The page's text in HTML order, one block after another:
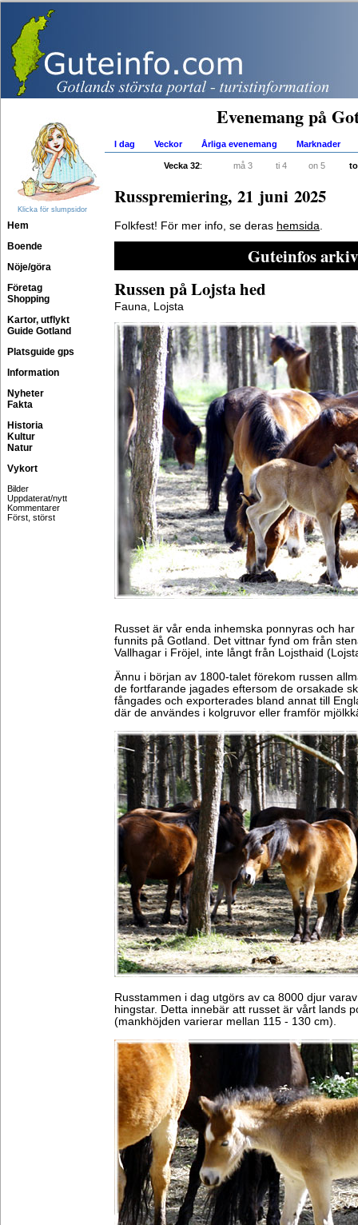
Klicka för slumpsidor
Hem
Boende
Nöje/göra
Företag
Shopping
Kartor, utflykt
Guide Gotland
Platsguide gps
Information
Nyheter
Fakta
Historia
Kultur
Natur
Vykort
Bilder
Uppdaterat/nytt
Kommentarer
Först, störst
Evenemang på
I dag Veckor Årliga evenemang Marknader
Vecka 32: må 3 ti 4 on 5
Russpremiering, 21 juni 2025
Folkfest! För mer info, se deras hemsida.
Guteinfos arkiv
Russen på Lojsta hed
Fauna, Lojsta
Russet är vår enda inhemska ponnyras och
funnits på Gotland. Det vittnar fynd om från
Vallhagar i Fröjel, inte långt från Lojsthaid
Ännu i början av 1800-talet förekom russen
de fortfarande jagades eftersom de orsakade
fångades och exporterades bland annat till
där de användes i kolgruvor eller framför
Russtammen i dag utgörs av ca 8000 djur
hingstar. Detta innebär att russet är vårt lands
(mankhöjden varierar mellan 115 - 130 cm).